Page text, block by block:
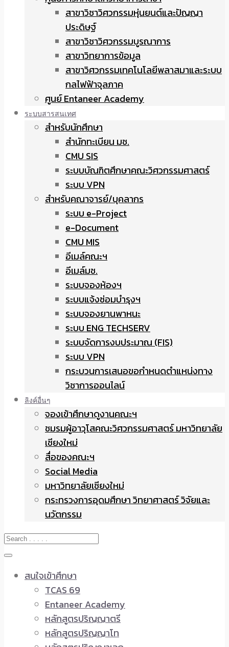
สาขาวิชาวิศวกรรมหุ่นยนต์และปัญญา
ประดิษฐ์
สาขาวิชาวิศวกรรมบูรณาการ
สาขาวิทยาการข้อมูล
สาขาวิศวกรรมเทคโนโลยีพลาสมาและระบบ
กลไฟฟ้าจุลภาค
ศูนย์ Entaneer Academy
ระบบสารสนเทศ
สำหรับนักศึกษา
สำนักทะเบียน มช.
CMU SIS
ระบบบัณฑิตศึกษาคณะวิศวกรรมศาสตร์
ระบบ VPN
สำหรับคณาจารย์/บุคลากร
ระบบ e-Project
e-Document
CMU MIS
อีเมล์คณะฯ
อีเมล์มช.
ระบบจองห้องฯ
ระบบแจ้งซ่อมบำรุงฯ
ระบบจองยานพาหนะ
ระบบ ENG TECHSERV
ระบบจัดการงบประมาณ (FIS)
ระบบ VPN
กระบวนการเสนอขอกำหนดตำแหน่งทาง
วิชาการออนไลน์
ลิงค์อื่นๆ
จองเข้าศึกษาดูงานคณะฯ
ชมรมผู้อาวุโสคณะวิศวกรรมศาสตร์ มหาวิทยาลัย
เชียงใหม่
สื่อของคณะฯ
Social Media
มหาวิทยาลัยเชียงใหม่
กระทรวงการอุดมศึกษา วิทยาศาสตร์ วิจัยและ
นวัตกรรม
สนใจเข้าศึกษา
TCAS 69
Entaneer Academy
หลักสูตรปริญญาตรี
หลักสูตรปริญญาโท